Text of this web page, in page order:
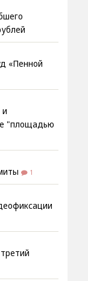
«Пенной
и
"площадью
1